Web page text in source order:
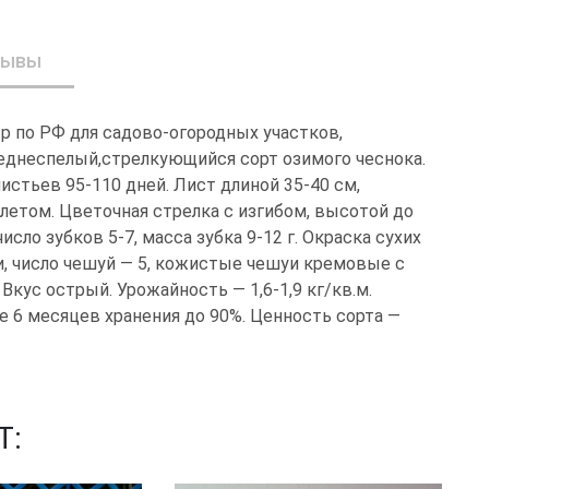
РФ для садово-огородных участков,
сорт озимого чеснока.
95-110 дней. Лист длиной 35-40 см,
Цветочная стрелка с изгибом, высотой до
зубков 5-7, масса зубка 9-12 г. Окраска сухих
число чешуй — 5, кожистые чешуи кремовые с
острый. Урожайность — 1,6-1,9 кг/кв.м.
месяцев хранения до 90%. Ценность сорта —